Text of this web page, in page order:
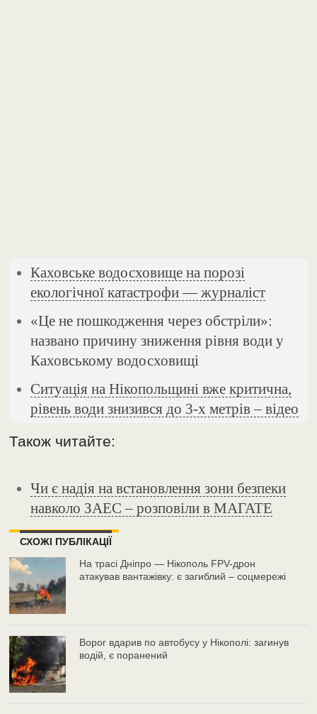
Каховське водосховище на порозі
екологічної катастрофи — журналіст
«Це не пошкодження через обстріли»:
названо причину зниження рівня води у
Каховському водосховищі
Ситуація на Нікопольщині вже критична,
рівень води знизився до 3-х метрів – відео
Також читайте:
Чи є надія на встановлення зони безпеки
навколо ЗАЕС – розповіли в МАГАТЕ
СХОЖІ ПУБЛІКАЦІЇ
На трасі Дніпро — Нікополь FPV-дрон
атакував вантажівку: є загиблий – соцмережі
Ворог вдарив по автобусу у Нікополі: загинув
водій, є поранений